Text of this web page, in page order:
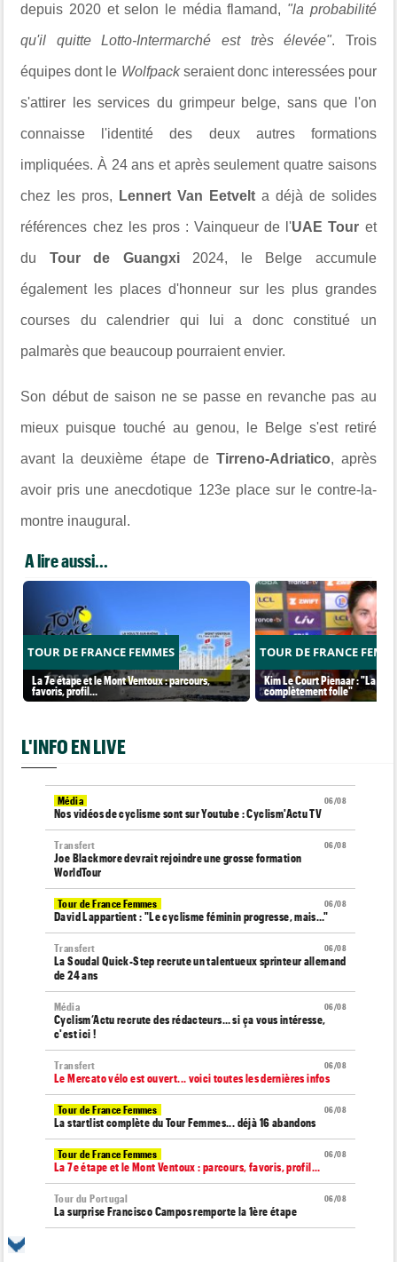
depuis 2020 et selon le média flamand, "la probabilité
qu'il quitte Lotto-Intermarché est très élevée". Trois
équipes dont le Wolfpackseraient donc interessées pour
s'attirer les services du grimpeur belge, sans que l'on
connaisse l'identité des deux autres formations
impliquées. À 24 ans et après seulement quatre saisons
chez les pros, Lennert Van Eetvelt a déjà de solides
références chez les pros : Vainqueur de l'UAE Tour et
du Tour de Guangxi 2024, le Belge accumule
également les places d'honneur sur les plus grandes
courses du calendrier qui lui a donc constitué un
palmarès que beaucoup pourraient envier.
Son début de saison ne se passe en revanche pas au
mieux puisque touché au genou, le Belge s'est retiré
avant la deuxième étape de Tirreno-Adriatico, après
avoir pris une anecdotique 123e place sur le contre-la-
montre inaugural.
A lire aussi...
TOUR DE FRANCE FEMMES
La 7e étape et le Mont Ventoux : parcours,
favoris, profil…
TOUR DE FRANCE
Kim Le Court Pienaar : "La
complètement folle"
L'INFO EN LIVE
06/08
Média
Nos vidéos de cyclisme sont sur Youtube : Cyclism'Actu TV
06/08
Transfert
Joe Blackmore devrait rejoindre une grosse formation
WorldTour
06/08
Tour de France Femmes
David Lappartient : "Le cyclisme féminin progresse, mais…"
06/08
Transfert
La Soudal Quick-Step recrute un talentueux sprinteur allemand
de 24 ans
06/08
Média
Cyclism’Actu recrute des rédacteurs… si ça vous intéresse,
c'est ici !
06/08
Transfert
Le Mercato vélo est ouvert... voici toutes les dernières infos
06/08
Tour de France Femmes
La startlist complète du Tour Femmes... déjà 16 abandons
06/08
Tour de France Femmes
La 7e étape et le Mont Ventoux : parcours, favoris, profil…
06/08
Tour du Portugal
La surprise Francisco Campos remporte la 1ère étape